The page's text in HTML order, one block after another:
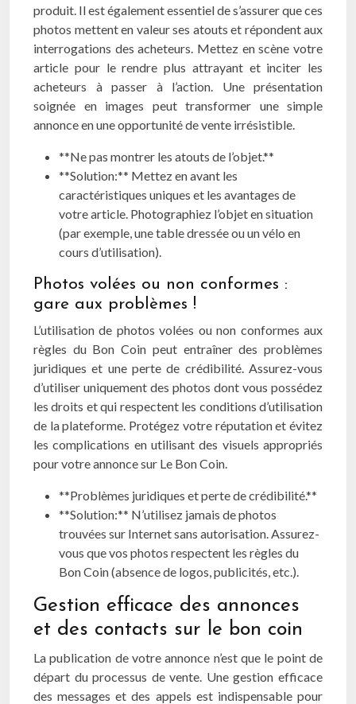
produit. Il est également essentiel de s’assurer que ces
photos mettent en valeur ses atouts et répondent aux
interrogations des acheteurs. Mettez en scène votre
article pour le rendre plus attrayant et inciter les
acheteurs à passer à l’action. Une présentation
soignée en images peut transformer une simple
annonce en une opportunité de vente irrésistible.
**Ne pas montrer les atouts de l’objet.**
**Solution:** Mettez en avant les
caractéristiques uniques et les avantages de
votre article. Photographiez l’objet en situation
(par exemple, une table dressée ou un vélo en
cours d’utilisation).
Photos volées ou non conformes :
gare aux problèmes !
L’utilisation de photos volées ou non conformes aux
règles du Bon Coin peut entraîner des problèmes
juridiques et une perte de crédibilité. Assurez-vous
d’utiliser uniquement des photos dont vous possédez
les droits et qui respectent les conditions d’utilisation
de la plateforme. Protégez votre réputation et évitez
les complications en utilisant des visuels appropriés
pour votre annonce sur Le Bon Coin.
**Problèmes juridiques et perte de crédibilité.**
**Solution:** N’utilisez jamais de photos
trouvées sur Internet sans autorisation. Assurez-
vous que vos photos respectent les règles du
Bon Coin (absence de logos, publicités, etc.).
Gestion efficace des annonces
et des contacts sur le bon coin
La publication de votre annonce n’est que le point de
départ du processus de vente. Une gestion efficace
des messages et des appels est indispensable pour